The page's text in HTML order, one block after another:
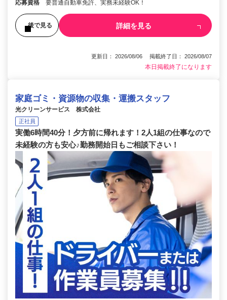
応募資格 要普通自動車免許、実務未経験OK！
後で見る 詳細を見る
更新日： 2026/08/06 掲載終了日： 2026/08/07
本日掲載終了になります
家庭ゴミ・資源物の収集・運搬スタッフ
光クリーンサービス 株式会社
正社員
実働6時間40分！夕方前に帰れます！2人1組の仕事なので
未経験の方も安心♪勤務開始日もご相談下さい！